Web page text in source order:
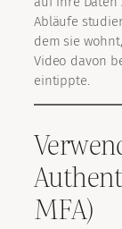
Abläufe
dem sie
Video davon
eintippte.
MFA)